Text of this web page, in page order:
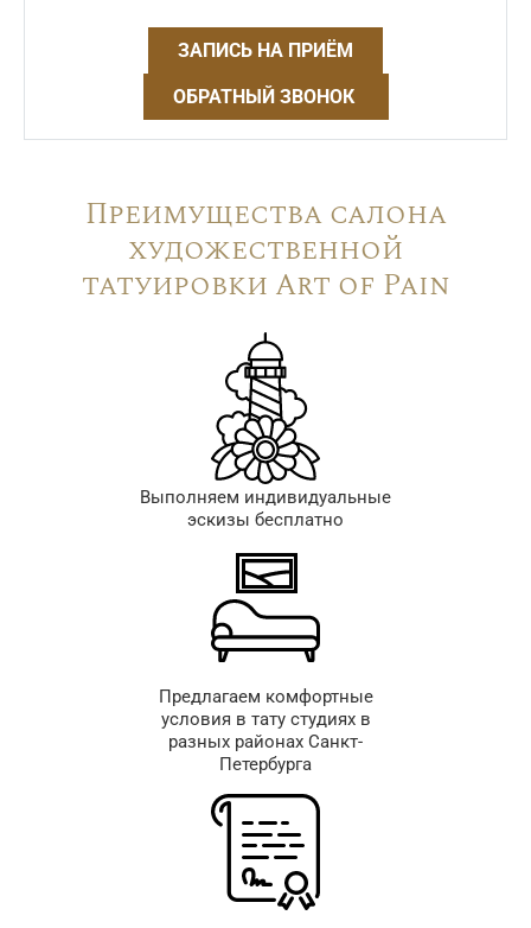
ЗАПИСЬ НА ПРИЁМ
ОБРАТНЫЙ ЗВОНОК
Преимущества салона
художественной
татуировки Art of Pain
Выполняем индивидуальные
эскизы бесплатно
Предлагаем комфортные
условия в тату студиях в
разных районах Санкт-
Петербурга